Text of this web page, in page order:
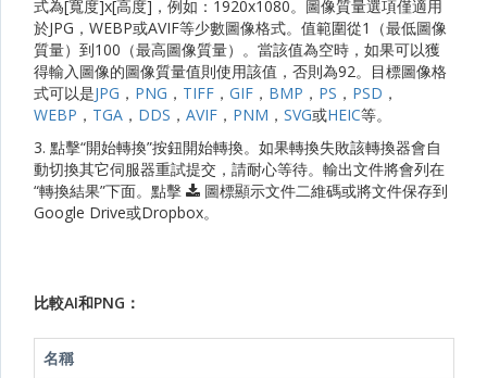
式為[寬度]x[高度]，例如：1920x1080。圖像質量選項僅適用
於JPG，WEBP或AVIF等少數圖像格式。值範圍從1（最低圖像
質量）到100（最高圖像質量）。當該值為空時，如果可以獲
得輸入圖像的圖像質量值則使用該值，否則為92。目標圖像格
式可以是JPG ， PNG ， TIFF ， GIF ， BMP ， PS ， PSD ，
WEBP ， TGA ， DDS ， AVIF ， PNM ， SVG或HEIC等。
3. 點擊“開始轉換”按鈕開始轉換。如果轉換失敗該轉換器會自
動切換其它伺服器重試提交，請耐心等待。輸出文件將會列在
“轉換結果”下面。點擊
圖標顯示文件二維碼或將文件保存到
Google Drive或Dropbox。
比較AI和PNG：
名稱